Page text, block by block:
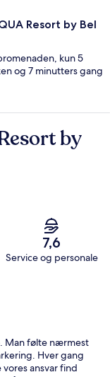
Resort by Bel
kun 5
og 7 minutters gang
by
7,6
Service og personale
Man følte nærmest
Hver gang
ansvar find